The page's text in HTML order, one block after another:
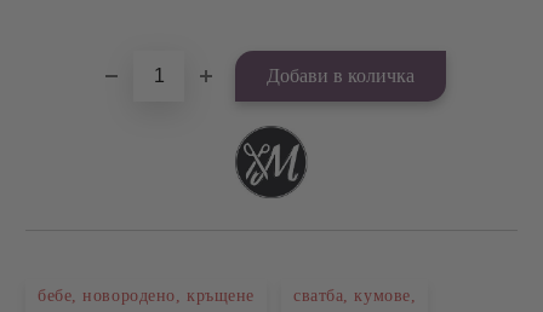
бебе, новородено, кръщене сватба, кумове,